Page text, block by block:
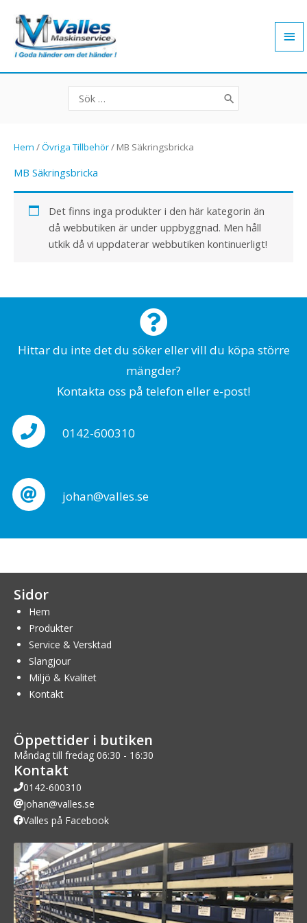
innehåll
Search
for:
Hem /Övriga Tillbehör/ MB Säkringsbricka
MB Säkringsbricka
Det finns inga produkter i den här kategorin än
då webbutiken är under uppbyggnad. Men håll
utkik då vi uppdaterar webbutiken kontinuerligt!
Hittar du inte det du söker eller vill du köpa större
mängder?
Kontakta oss på telefon eller e-post!
0142-600310
johan@valles.se
Sidor
Hem
Produkter
Service & Versktad
Slangjour
Miljö & Kvalitet
Kontakt
Öppettider i butiken
Måndag till fredag 06:30 - 16:30
Kontakt
0142-600310
johan@valles.se
Valles på Facebook